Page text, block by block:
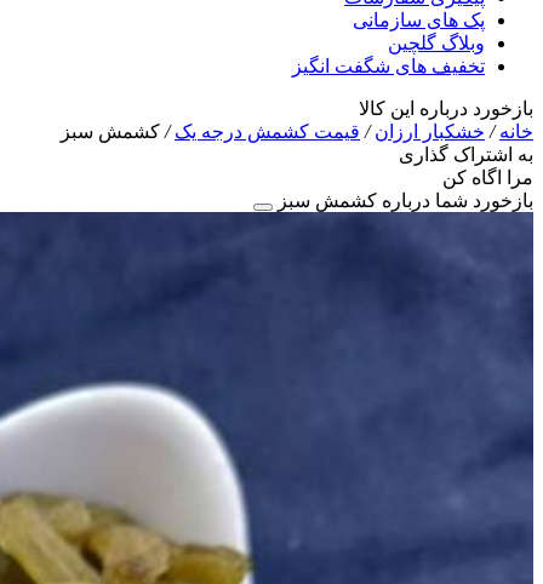
پک های سازمانی
وبلاگ گلچین
تخفیف های شگفت انگیز
بازخورد درباره این کالا
خانه/ خشکبار ارزان/ قیمت کشمش درجه یک/ کشمش سبز
به اشتراک گذاری
مرا اگاه کن
بازخورد شما درباره کشمش سبز